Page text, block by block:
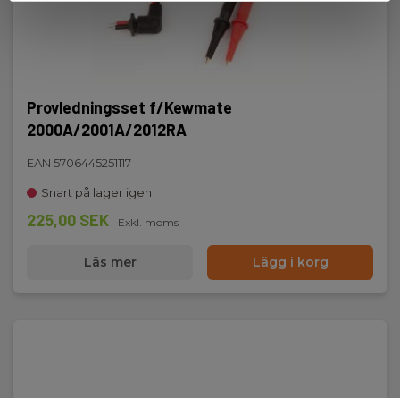
Provledningsset f/Kewmate
2000A/2001A/2012RA
EAN 5706445251117
Snart på lager igen
225,00 SEK Exkl. moms
Läs mer Lägg i korg